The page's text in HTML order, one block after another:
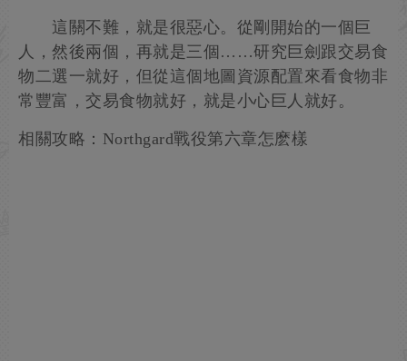
這關不難，就是很惡心。從剛開始的一個巨
人，然後兩個，再就是三個……研究巨劍跟交易食
物二選一就好，但從這個地圖資源配置來看食物非
常豐富，交易食物就好，就是小心巨人就好。
相關攻略：Northgard戰役第六章怎麽樣